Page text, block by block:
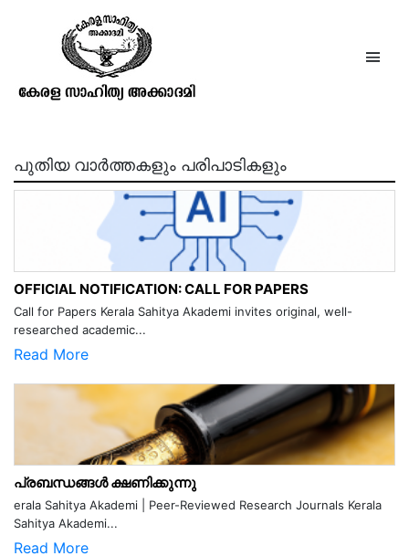
The stone age in India
പുതിയ വാർത്തകളും പരിപാടികളും
OFFICIAL NOTIFICATION: CALL FOR PAPERS
Call for Papers Kerala Sahitya Akademi invites original, well-
researched academic...
Read More
പ്രബന്ധങ്ങൾ ക്ഷണിക്കുന്നു
erala Sahitya Akademi | Peer-Reviewed Research Journals Kerala
Sahitya Akademi...
Read More